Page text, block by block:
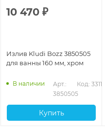
10 470 ₽
Излив Kludi Bozz 3850505
для ванны 160 мм, хром
В наличии
Арт.:
3850505
Код: 33115
Купить